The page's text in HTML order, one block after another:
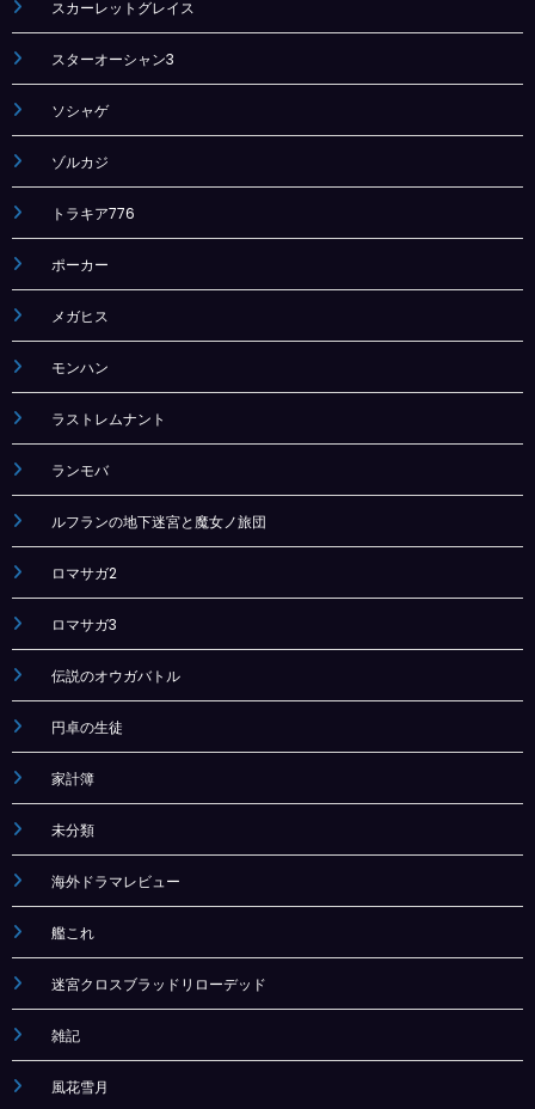
スカーレットグレイス
スターオーシャン3
ソシャゲ
ゾルカジ
トラキア776
ポーカー
メガヒス
モンハン
ラストレムナント
ランモバ
ルフランの地下迷宮と魔女ノ旅団
ロマサガ2
ロマサガ3
伝説のオウガバトル
円卓の生徒
家計簿
未分類
海外ドラマレビュー
艦これ
迷宮クロスブラッドリローデッド
雑記
風花雪月